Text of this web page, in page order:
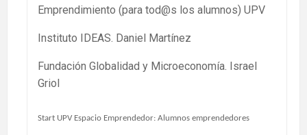
Emprendimiento (para tod@s los alumnos) UPV
Instituto IDEAS. Daniel Martínez
Fundación Globalidad y Microeconomía. Israel
Griol
Start UPV Espacio Emprendedor: Alumnos emprendedores